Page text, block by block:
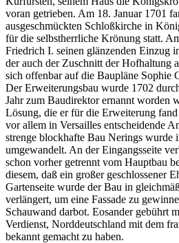
voran getrieben. Am 18. Januar 1701
ausgeschmückten Schloßkirche in
für die selbstherrliche Krönung statt.
Friedrich I. seinen glänzenden Einzug
der auch der Zuschnitt der Hofhaltung
sich offenbar auf die Baupläne Sophie
Der Erweiterungsbau wurde 1702
Jahr zum Baudirektor ernannt worden
Lösung, die er für die Erweiterung
vor allem in Versailles entscheidende
strenge blockhafte Bau Nerings wurde
umgewandelt. An der Eingangsseite
schon vorher getrennt vom Hauptbau
diesem, daß ein großer geschlossener
Gartenseite wurde der Bau in
verlängert, um eine Fassade zu
Schauwand darbot. Eosander gebührt
Verdienst, Norddeutschland mit dem
bekannt gemacht zu haben.